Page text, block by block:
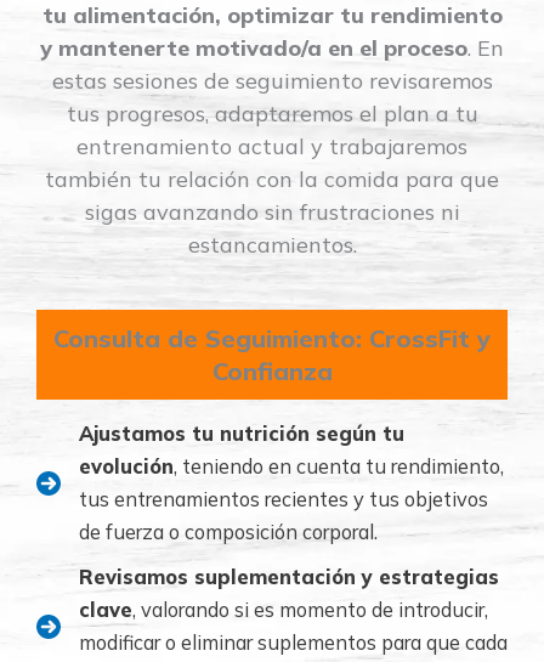
tu alimentación, optimizar tu rendimiento
y mantenerte motivado/a en el proceso. En
estas sesiones de seguimiento revisaremos
tus progresos, adaptaremos el plan a tu
entrenamiento actual y trabajaremos
también tu relación con la comida para que
sigas avanzando sin frustraciones ni
estancamientos.
Consulta de Seguimiento: CrossFit y
Confianza
Ajustamos tu nutrición según tu
evolución, teniendo en cuenta tu rendimiento,
tus entrenamientos recientes y tus objetivos
de fuerza o composición corporal.
Revisamos suplementación y estrategias
clave, valorando si es momento de introducir,
modificar o eliminar suplementos para que cada